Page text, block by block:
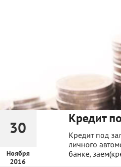
30
Ноября
2016
Кредит
Кредит под
личного
банке,